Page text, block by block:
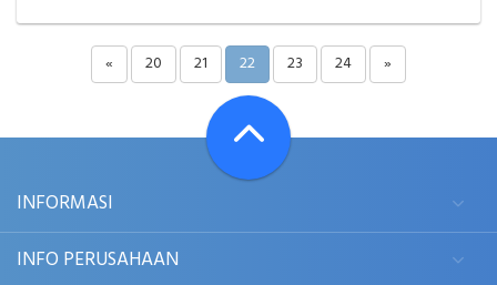
« 20 21 22 23 24 »
INFORMASI
INFO PERUSAHAAN